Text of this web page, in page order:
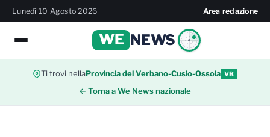
Lunedì 10 Agosto 2026 Area redazione
WE NEWS
Ti trovi nellaProvincia del Verbano-Cusio-Ossola VB
← Torna a We News nazionale